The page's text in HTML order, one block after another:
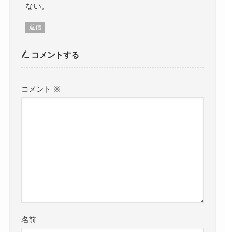
ない。
返信
コメントする
コメント ※
名前